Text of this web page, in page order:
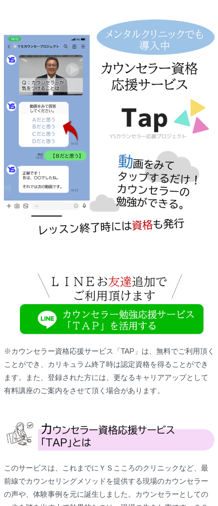
※カウンセラー資格応援サービス「TAP」は、無料でご利用頂く
ことができ、カリキュラム終了時は認定資格を得ることができ
ます。また、登録された方には、更なるキャリアアップとして
有料講座のご案内をさせて頂く場合があります。
このサービスは、これまでにＹＳこころのクリニックなど、最
前線でカウンセリングメソッドを提供する現場のカウンセラー
の声や、体験事例を元に誕生しました。カウンセラーとしての